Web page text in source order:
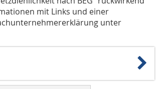
mit Links und einer
unter